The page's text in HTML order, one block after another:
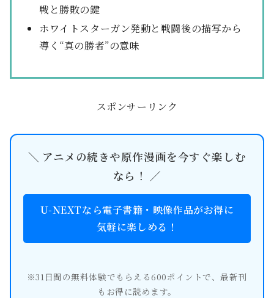
戦と勝敗の鍵
ホワイトスターガン発動と戦闘後の描写から
導く“真の勝者”の意味
スポンサーリンク
＼ アニメの続きや原作漫画を今すぐ楽しむ
なら！ ／
U-NEXTなら電子書籍・映像作品がお得に
気軽に楽しめる！
※31日間の無料体験でもらえる600ポイントで、最新刊
もお得に読めます。